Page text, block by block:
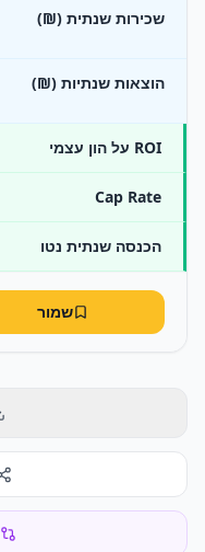
שכירות שנתית (₪)
הוצאות שנתיות (₪)
ROI על הון עצמי
Cap Rate
הכנסה שנתית נטו
שמור